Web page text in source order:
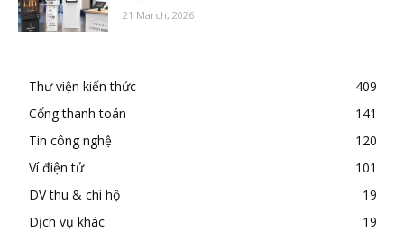
21 March, 2026
Thư viện kiến thức
409
Cổng thanh toán
141
Tin công nghệ
120
Ví điện tử
101
DV thu & chi hộ
19
Dịch vụ khác
19